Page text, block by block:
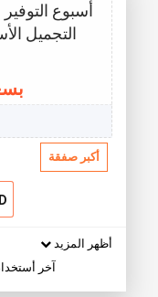
أكبر صفقة
أسبوع
بسعر 79
أظهر المزيد
آخر أستخدام 22 منذ ساعات | استعمل من قبل 87